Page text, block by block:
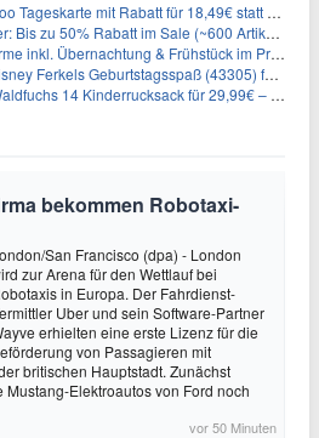
mit Rabatt für 18,49€ statt 29,50€ – einlösbar bis Dezember
zu 50% Rabatt im Sale (~600 Artikel zur Auswahl)
& Frühstück im Premium Hotel (Bad Oeynhausen) ab 89€ p.P.
Ferkels Geburtstagsspaß (43305) für 29,10€
14 Kinderrucksack für 29,99€ – Amber-maple
bekommen Robotaxi-
San Francisco (dpa) - London
zur Arena für den Wettlauf bei
in Europa. Der Fahrdienst-
Uber und sein Software-Partner
erhielten eine erste Lizenz für die
von Passagieren mit
britischen Hauptstadt. Zunächst
Elektroautos von Ford noch
vor 50 Minuten